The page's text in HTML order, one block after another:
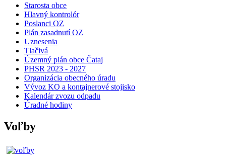
Starosta obce
Hlavný kontrolór
Poslanci OZ
Plán zasadnutí OZ
Uznesenia
Tlačivá
Územný plán obce Čataj
PHSR 2023 - 2027
Organizácia obecného úradu
Vývoz KO a kontajnerové stojisko
Kalendár zvozu odpadu
Úradné hodiny
Voľby